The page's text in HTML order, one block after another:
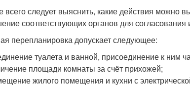
всего следует выяснить, какие действия можно
соответствующих органов для
перепланировка допускает следующее:
туалета и ванной, присоединение к ним
площади комнаты за счёт прихожей;
жилого помещения и кухни с